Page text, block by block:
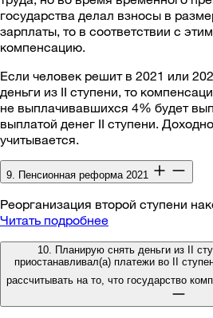
государства делал взносы в
зарплаты, то в соответствии с
компенсацию.
Если человек решит в 2021 или
деньги из II ступени, то
не выплачивавшихся 4% будет
выплатой денег II ступени.
учитывается.
9. Пенсионная реформа 2021
Реорганизация второй ступени
Читать подробнее
10. Планирую снять деньги из II
приостанавливал(а) платежи во II
рассчитывать на то, что государство